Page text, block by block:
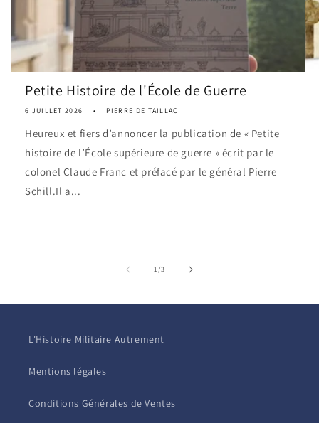
Petite Histoire de l'École de Guerre
6 JUILLET 2026 PIERRE DE TAILLAC
Heureux et fiers d’annoncer la publication de « Petite
histoire de l’École supérieure de guerre » écrit par le
colonel Claude Franc et préfacé par le général Pierre
Schill.Il a...
1/de
3
L'Histoire Militaire Autrement
Mentions légales
Conditions Générales de Ventes